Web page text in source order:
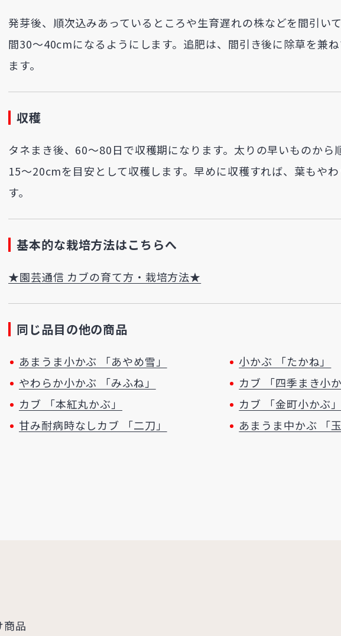
発芽後、順次込みあっているところや生育遅れの株などを間引い
間30～40cmになるようにします。追肥は、間引き後に除草を兼
ます。
収穫
タネまき後、60～80日で収穫期になります。太りの早いものから
15～20cmを目安として収穫します。早めに収穫すれば、葉もや
す。
基本的な栽培方法はこちらへ
★園芸通信 カブの育て方・栽培方法★
同じ品目の他の商品
あまうま小かぶ 「あやめ雪」
小かぶ 「たかね」
やわらか小かぶ 「みふね」
カブ 「四季まき小か
カブ 「本紅丸かぶ」
カブ 「金町小かぶ」
甘み耐病時なしカブ 「二刀」
あまうま中かぶ 「玉
商品